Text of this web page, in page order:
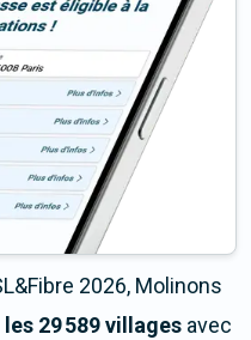
2026, Molinons
29 589 villages avec